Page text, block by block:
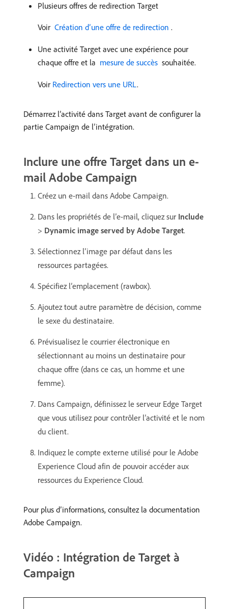
Plusieurs offres de redirection Target
Voir ​ Création d’une offre de redirection ​ .
Une activité Target avec une expérience pour
chaque offre et la ​ mesure de succès ​ souhaitée.
Voir Redirection vers une URL.
Démarrez l’activité dans Target avant de configurer la
partie Campaign de l’intégration.
Inclure une offre Target dans un e-
mail Adobe Campaign
Créez un e-mail dans Adobe Campaign.
Dans les propriétés de l’e-mail, cliquez sur Include
> Dynamic image served by Adobe Target.
Sélectionnez l’image par défaut dans les
ressources partagées.
Spécifiez l’emplacement (rawbox).
Ajoutez tout autre paramètre de décision, comme
le sexe du destinataire.
Prévisualisez le courrier électronique en
sélectionnant au moins un destinataire pour
chaque offre (dans ce cas, un homme et une
femme).
Dans Campaign, définissez le serveur Edge Target
que vous utilisez pour contrôler l’activité et le nom
du client.
Indiquez le compte externe utilisé pour le Adobe
Experience Cloud afin de pouvoir accéder aux
ressources du Experience Cloud.
Pour plus d’informations, consultez la documentation
Adobe Campaign.
Vidéo : Intégration de Target à
Campaign